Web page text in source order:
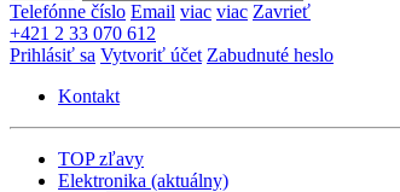
Telefónne číslo Email viac viac Zavrieť
+421 2 33 070 612
Prihlásiť sa Vytvoriť účet Zabudnuté heslo
Kontakt
TOP zľavy
Elektronika (aktuálny)